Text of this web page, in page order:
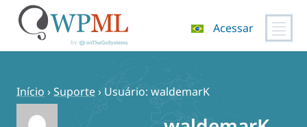
conteúdo
Acessar
Início ›Suporte› Usuário: waldemarK